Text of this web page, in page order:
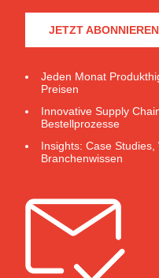
JETZT ABONNIEREN
Jeden Monat
Preisen
Innovative Supply
Bestellprozesse
Insights: Case Studies,
Branchenwissen